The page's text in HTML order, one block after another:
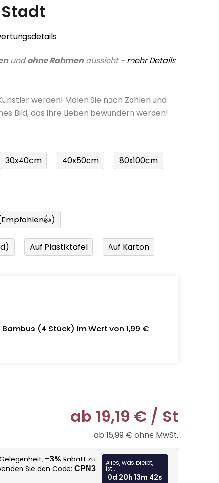
undohne Rahmenaussieht - mehr Details
werden! Malen Sie nach Zahlen und
Bild, das Ihre Lieben bewundern werden!
30x40cm 40x50cm 80x100cm
Auf Plastiktafel Auf Karton
(4 Stück) Im Wert von 1,99 €
ab 19,19 € / St
ab 15,99 € ohne MwSt.
-3% Rabatt zu
Sie den Code: CPN3
Alles, was bleibt,
ist...
0d 20h 13m 41s